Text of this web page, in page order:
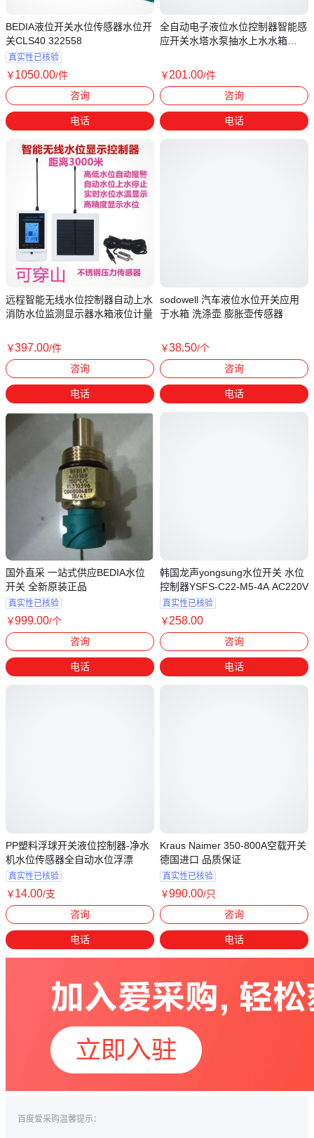
BEDIA液位开关水位传感器水位开
关CLS40 322558
真实性已核验
￥1050.00/件
咨询
电话
远程智能无线水位控制器自动上水
消防水位监测显示器水箱液位计量
￥397.00/件
咨询
电话
国外直采 一站式供应BEDIA水位
开关 全新原装正品
真实性已核验
￥999.00/个
咨询
电话
PP塑料浮球开关液位控制器-净水
机水位传感器全自动水位浮漂
真实性已核验
￥14.00/支
咨询
电话
全自动电子液位水位控制器智能感
应开关水塔水泵抽水上水水箱
￥201.00/件
咨询
电话
sodowell 汽车液位水位开关应用
于水箱 洗涤壶 膨胀壶传感器
￥38.50/个
咨询
电话
韩国龙声yongsung水位开关 水位
控制器YSFS-C22-M5-4A AC220V
真实性已核验
￥258.00
咨询
电话
Kraus Naimer 350-800A空载开关
德国进口 品质保证
真实性已核验
￥990.00/只
咨询
电话
百度爱采购温馨提示：